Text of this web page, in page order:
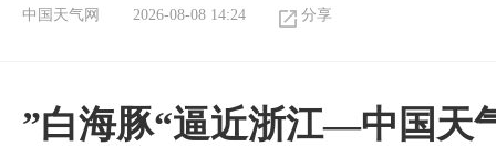
中国天气网 2026-08-08 14:24 分享
”白海豚“逼近浙江—中国天